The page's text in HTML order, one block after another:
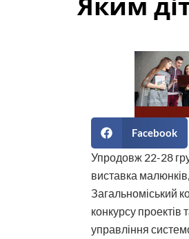
Facebook
Упродовж 22-28
виставка малюнків,
Загальноміський
конкурсу
управління